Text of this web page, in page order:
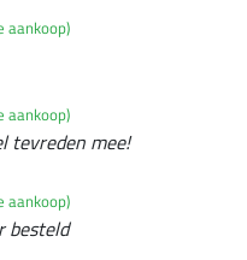
aankoop)
aankoop)
tevreden mee!
aankoop)
besteld